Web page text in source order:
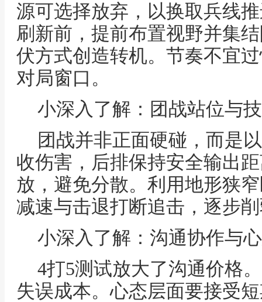
源可选择放弃，以换取兵线
刷新前，提前布置视野并集
伏方式创造转机。节奏不宜
对局窗口。
小深入了解：团战站位与
团战并非正面硬碰，而是
收伤害，后排保持安全输出
放，避免分散。利用地形狭
减速与击退打断追击，逐步
小深入了解：沟通协作与
4打5测试放大了沟通价格
失误成本。心态层面要接受